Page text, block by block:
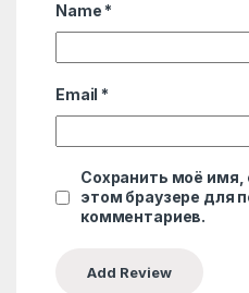
Name *
Email *
Сохранить моё имя,
этом браузере для
комментариев.